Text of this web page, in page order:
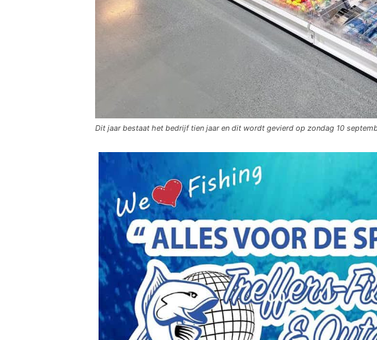
Dit jaar bestaat het bedrijf tien jaar en dit wordt gevierd op zondag 10